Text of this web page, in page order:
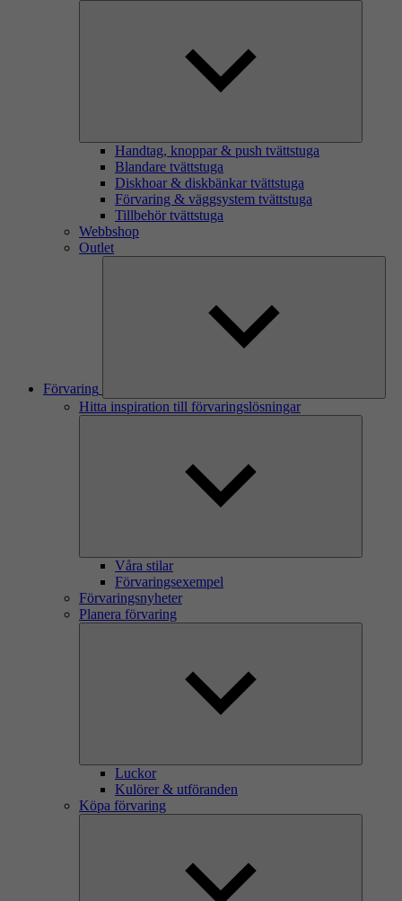
Handtag, knoppar & push tvättstuga
Blandare tvättstuga
Diskhoar & diskbänkar tvättstuga
Förvaring & väggsystem tvättstuga
Tillbehör tvättstuga
Webbshop
Outlet
Förvaring
Hitta inspiration till förvaringslösningar
Våra stilar
Förvaringsexempel
Förvaringsnyheter
Planera förvaring
Luckor
Kulörer & utföranden
Köpa förvaring